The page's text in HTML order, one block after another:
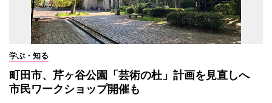
学ぶ・知る
町田市、芹ヶ谷公園「芸術の杜」計画を見直しへ
市民ワークショップ開催も